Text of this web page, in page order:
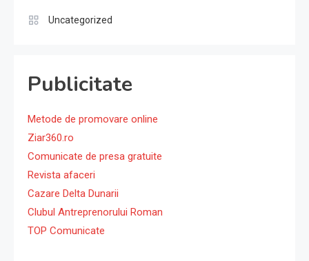
Uncategorized
Publicitate
Metode de promovare online
Ziar360.ro
Comunicate de presa gratuite
Revista afaceri
Cazare Delta Dunarii
Clubul Antreprenorului Roman
TOP Comunicate